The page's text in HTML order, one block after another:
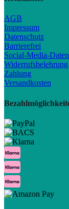
AGB
Impressum
Datenschutz
Barrierefrei
Social-Media-
Widerrufsbelehrung
Zahlung
Versandkosten